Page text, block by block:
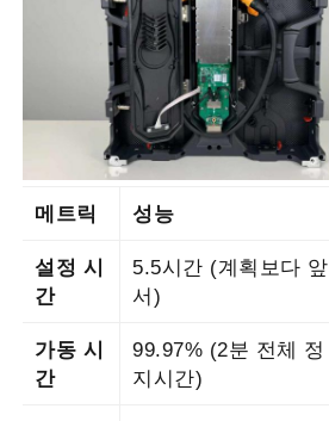
메트릭 성능
설정 시
간
5.5시간 (계획보다 앞
서)
가동 시
간
99.97% (2분 전체 정
지시간)